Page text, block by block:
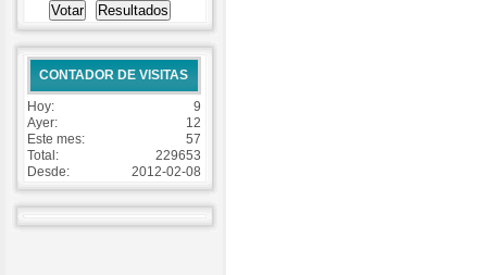
CONTADOR DE VISITAS
Hoy:
9
Ayer:
12
Este mes:
57
Total:
229653
Desde:
2012-02-08